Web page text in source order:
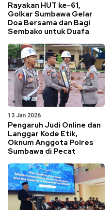
Rayakan HUT ke-61,
Golkar Sumbawa Gelar
Doa Bersama dan Bagi
Sembako untuk Duafa
13 Jan 2026
Pengaruh Judi Online dan
Langgar Kode Etik,
Oknum Anggota Polres
Sumbawa di Pecat